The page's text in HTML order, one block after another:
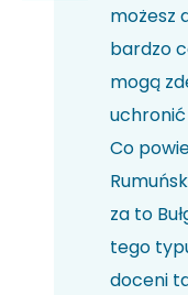
możesz
bardzo
mogą
Co
za to
tego
doceni